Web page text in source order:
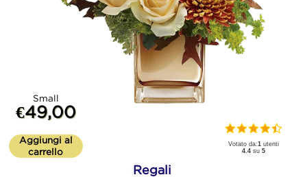
Small
€49,00
Aggiungi al
carrello
Votato da:1 utenti
4.4 su5
Regali